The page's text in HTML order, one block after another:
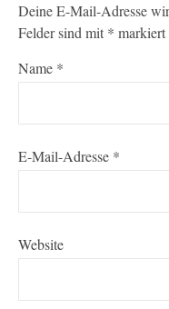
Deine E-Mail-Adresse
Felder sind mit * markiert
Name *
E-Mail-Adresse *
Website